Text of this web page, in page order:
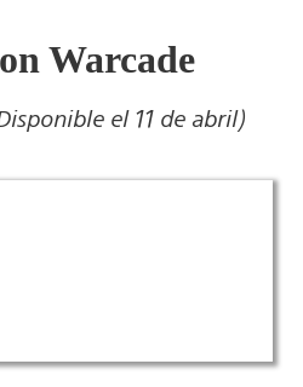
Warcade
el 11 de abril)